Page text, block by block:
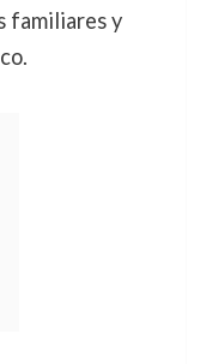
familiares y